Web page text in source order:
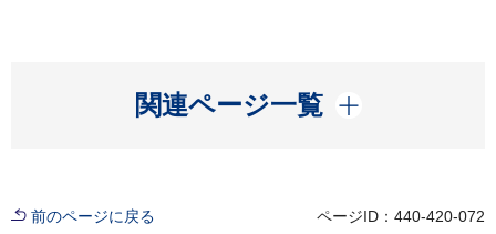
関連ページ一覧
開く
前のページに戻る ページID：440-420-072